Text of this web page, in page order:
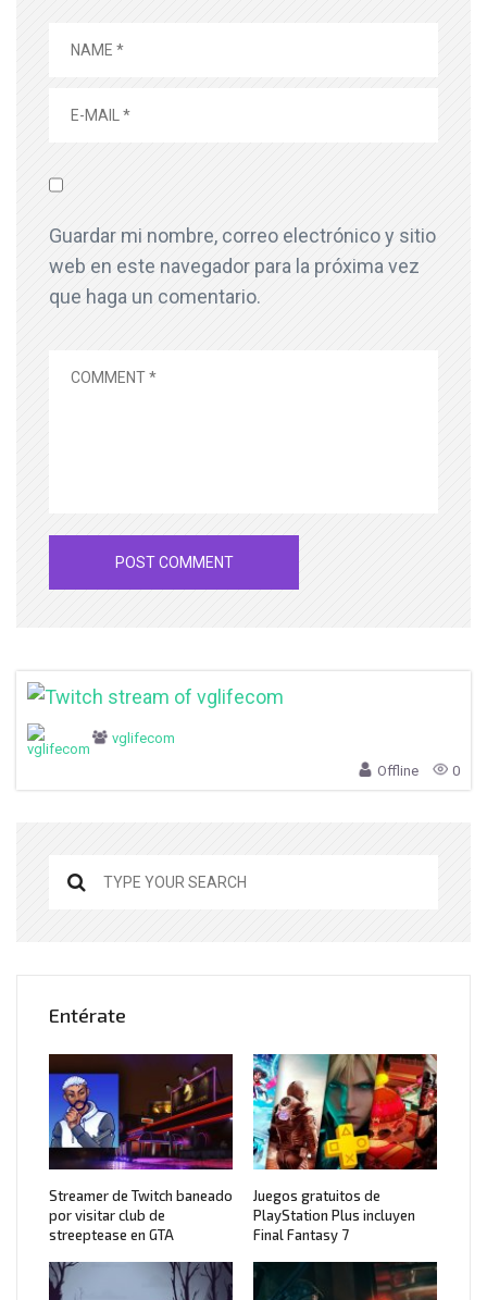
Guardar mi nombre, correo electrónico y sitio
web en este navegador para la próxima vez
que haga un comentario.
vglifecom
Offline 0
Entérate
Streamer de Twitch baneado
por visitar club de
streeptease en GTA
Juegos gratuitos de
PlayStation Plus incluyen
Final Fantasy 7